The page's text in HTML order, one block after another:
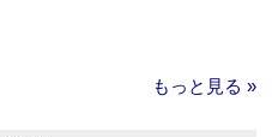
もっと見る »